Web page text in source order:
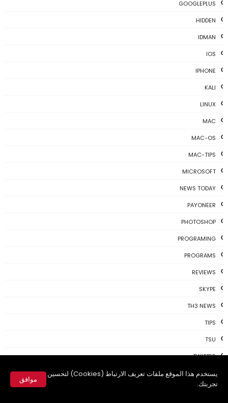
يستخدم هذا الموقع ملفات تعريف الارتباط (Cookies) لتحسين
تجربتك.
موافق
GOOGLEPLUS
HIDDEN
IDMAN
IOS
IPHONE
KALI
LINUX
MAC
MAC-OS
MAC-TIPS
MICROSOFT
NEWS TODAY
PAYONEER
PHOTOSHOP
PROGRAMING
PROGRAMS
REVIEWS
SKYPE
TH3 NEWS
TIPS
TSU
TWITTER
USBKEY
VIDEO